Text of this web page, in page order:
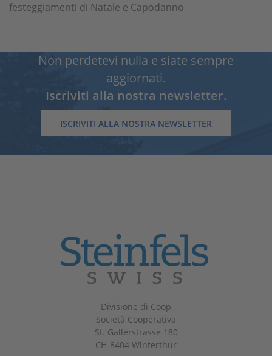
festeggiamenti di Natale e Capodanno
Non perdetevi nulla e siate sempre
aggiornati.
Iscriviti alla nostra newsletter.
ISCRIVITI ALLA NOSTRA NEWSLETTER
Divisione di Coop
Società Cooperativa
St. Gallerstrasse 180
CH-8404 Winterthur